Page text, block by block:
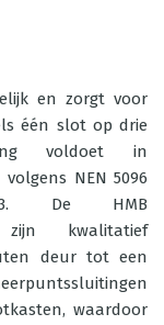
en zorgt voor
één slot op drie
voldoet in
NEN 5096
3. De HMB
zijn kwalitatief
deur tot een
waardoor